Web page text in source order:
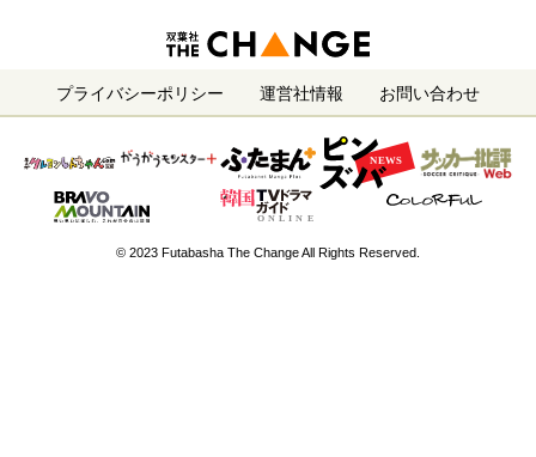
プライバシーポリシー 運営社情報 お問い合わせ
© 2023 Futabasha The Change All Rights Reserved.